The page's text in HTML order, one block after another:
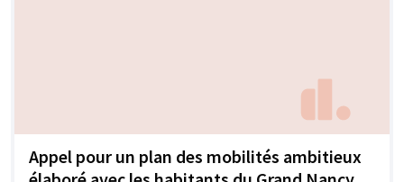
Appel pour un plan des mobilités ambitieux